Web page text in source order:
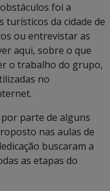
foi a
turísticos da cidade de
ou entrevistar as
aqui, sobre o que
o trabalho do grupo,
no
parte de alguns
nas aulas de
buscaram a
as etapas do